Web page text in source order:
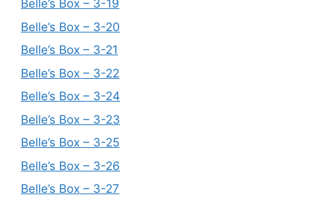
Belle’s Box – 3-19
Belle’s Box – 3-20
Belle’s Box – 3-21
Belle’s Box – 3-22
Belle’s Box – 3-24
Belle’s Box – 3-23
Belle’s Box – 3-25
Belle’s Box – 3-26
Belle’s Box – 3-27